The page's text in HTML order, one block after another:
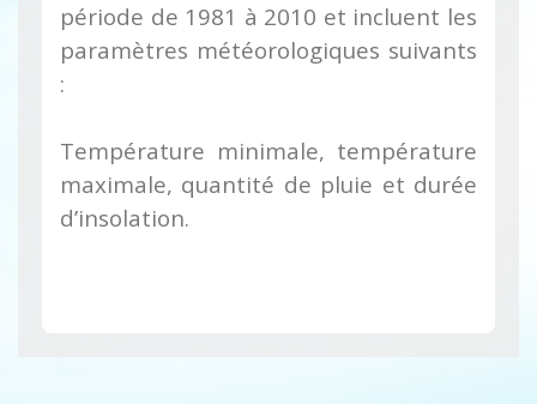
période de 1981 à 2010 et incluent les
paramètres météorologiques suivants
:
Température minimale, température
maximale, quantité de pluie et durée
d’insolation.